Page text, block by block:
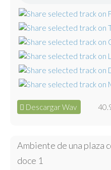
Descargar Wav
Ambiente de una plaza
doce 1